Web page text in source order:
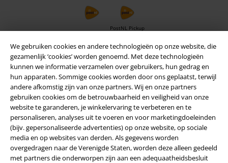
We gebruiken cookies en andere technologieën op onze website, die
gezamenlijk ‘cookies’ worden genoemd. Met deze technologieën
kunnen we informatie verzamelen over gebruikers, hun gedrag en
hun apparaten. Sommige cookies worden door ons geplaatst, terwijl
andere afkomstig zijn van onze partners. Wij en onze partners
gebruiken cookies om de betrouwbaarheid en veiligheid van onze
website te garanderen, je winkelervaring te verbeteren en te
personaliseren, analyses uit te voeren en voor marketingdoeleinden
(bijv. gepersonaliseerde advertenties) op onze website, op sociale
media en op websites van derden. Als gegevens worden
overgedragen naar de Verenigde Staten, worden deze alleen gedeeld
met partners die onderworpen zijn aan een adequaatheidsbesluit
PostNL Pickup
large app
Download gratis de nieuwe large app en profiteer van alle nieuwe
functies en voordelen!
A Warner Music Group Company